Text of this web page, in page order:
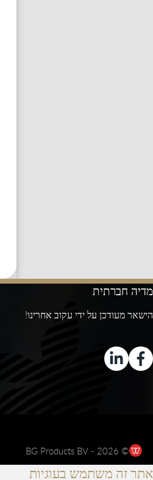
מדיה חברתית
הישאר מעודכן על ידי עקוב אחרינו!
© 2026 - BG Products BV
אתר זה משתמש בעוגיות